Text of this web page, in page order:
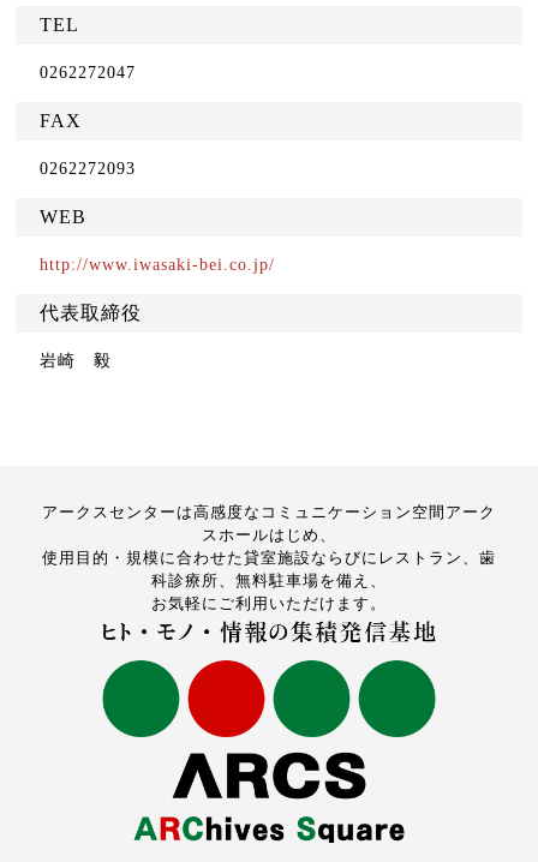
TEL
0262272047
FAX
0262272093
WEB
http://www.iwasaki-bei.co.jp/
代表取締役
岩崎 毅
アークスセンターは高感度なコミュニケーション空間アーク
スホールはじめ、
使用目的・規模に合わせた貸室施設ならびにレストラン、歯
科診療所、無料駐車場を備え、
お気軽にご利用いただけます。